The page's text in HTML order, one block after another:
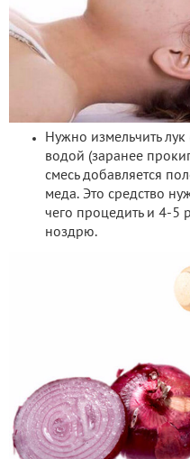
Нужно измельчить лук
водой (заранее
смесь добавляется
меда. Это средство
чего процедить и 4-5
ноздрю.